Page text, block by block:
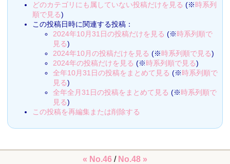
どのカテゴリにも属していない投稿だけを見る (※時系列
順で見る)
この投稿日時に関連する投稿：
2024年10月31日の投稿だけを見る (※時系列順で
見る)
2024年10月の投稿だけを見る (※時系列順で見る)
2024年の投稿だけを見る (※時系列順で見る)
全年10月31日の投稿をまとめて見る (※時系列順で
見る)
全年全月31日の投稿をまとめて見る (※時系列順で
見る)
この投稿を再編集または削除する
« No.46 / No.48 »